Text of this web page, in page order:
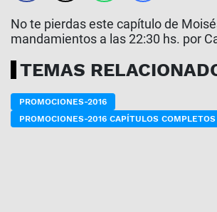
No te pierdas este capítulo de
mandamientos a las 22:30 hs. por
TEMAS
PROMOCIONES-2016
PROMOCIONES-2016 CAPÍTULOS COMPLETOS